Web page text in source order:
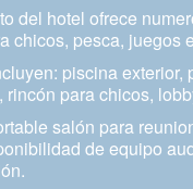
del hotel ofrece
chicos, pesca, juegos
piscina exterior,
para chicos,
salón para
de equipo